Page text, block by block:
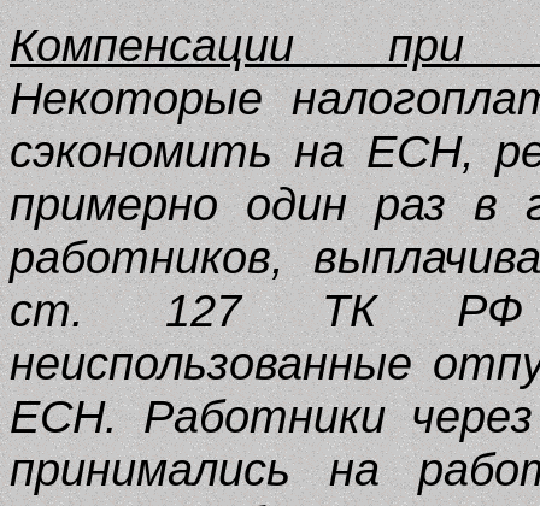
Компенсации при
Некоторые
сэкономить на ЕСН,
примерно один раз в
работников,
ст. 127 ТК РФ
неиспользованные
ЕСН. Работники
принимались на